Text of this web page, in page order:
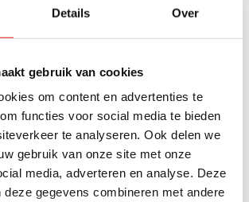
Details Over
gebruik van cookies
om content en advertenties te
functies voor social media te bieden
te analyseren. Ook delen we
gebruik van onze site met onze
media, adverteren en analyse. Deze
deze gegevens combineren met andere
en hoe je energie kunt besparen, is
Korps Zeist had geluk. Vibeke:
heilssoldaten, Cor Nieuwenhuijse,
tot energiecoach. Cor is het
en heeft advies gegeven.